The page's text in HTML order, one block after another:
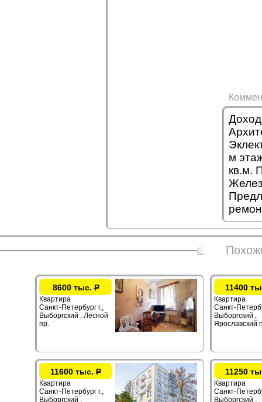
м
кв.м.
8600 тыс.Р
Квартира
Санкт-Петербург г.,
Выборгский , Лесной
пр.
11400
Квартира
Санкт-
Выборгский ,
Ярославский
11600 тыс. Р
Квартира
Санкт-Петербург г.,
Выборгский ,
11250
Квартира
Санкт-
Выборгский ,